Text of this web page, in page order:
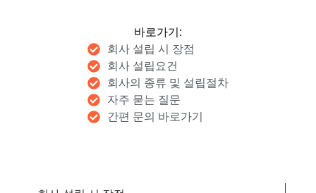
바로가기:
회사 설립 시 장점
회사 설립요건
회사의 종류 및 설립절차
자주 묻는 질문
간편 문의 바로가기